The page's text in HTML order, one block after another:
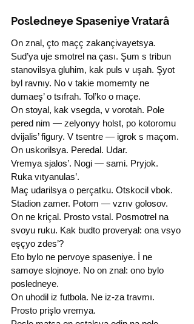
Posledneye Spaseniye Vratarâ
On znal, çto maçç zakançivayetsya.
Sud’ya uje smotrel na çası. Şum s tribun
stanovilsya gluhim, kak puls v uşah. Şyot
byl ravnıy. No v takie momemty ne
dumaeş’ o tsıfrah. Tol’ko o maçe.
On stoyal, kak vsegda, v vorotah. Pole
pered nim — zelyonyy holst, po kotoromu
dvijalis’ figury. V tsentre — igrok s maçom.
On uskorilsya. Peredal. Udar.
Vremya sjalos’. Nogi — sami. Pryjok.
Ruka vıtyanulas’.
Maç udarilsya o perçatku. Otskocil vbok.
Stadion zamer. Potom — vzrıv golosov.
On ne kriçal. Prosto vstal. Posmotrel na
svoyu ruku. Kak budto proveryal: ona vsyo
eşçyo zdes’?
Eto bylo ne pervoye spaseniye. İ ne
samoye slojnoye. No on znal: ono bylo
posledneye.
On uhodil iz futbola. Ne iz-za travmı.
Prosto prişlo vremya.